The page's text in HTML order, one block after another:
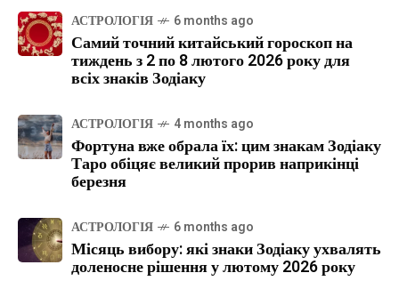
АСТРОЛОГІЯ 6 months ago
Самий точний китайський гороскоп на
тиждень з 2 по 8 лютого 2026 року для
всіх знаків Зодіаку
АСТРОЛОГІЯ 4 months ago
Фортуна вже обрала їх: цим знакам Зодіаку
Таро обіцяє великий прорив наприкінці
березня
АСТРОЛОГІЯ 6 months ago
Місяць вибору: які знаки Зодіаку ухвалять
доленосне рішення у лютому 2026 року